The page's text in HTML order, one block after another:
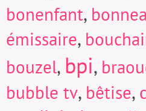
bonenfant,
émissaire,
bouzel, bpi,
bubble tv, bêtise,